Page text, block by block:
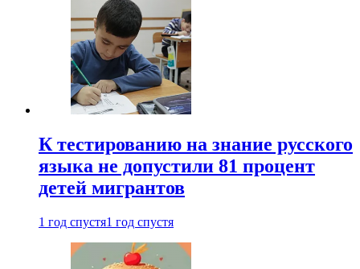
К тестированию на знание русского
языка не допустили 81 процент
детей мигрантов
1 год спустя1 год спустя